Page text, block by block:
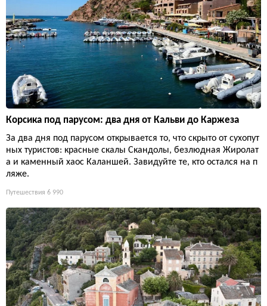
Корсика под парусом: два дня от Кальви до Каржеза
За два дня под парусом открывается то, что скрыто от сухопут
ных туристов: красные скалы Скандолы, безлюдная Жиролат
а и каменный хаос Каланшей. Завидуйте те, кто остался на п
ляже.
Путешествия 6 990